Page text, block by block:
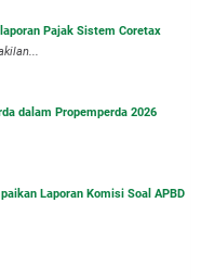
Pajak Sistem Coretax
dalam Propemperda 2026
Laporan Komisi Soal APBD